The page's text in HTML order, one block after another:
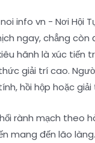
ngay, chẳng
hãnh là xúc
giải trí cao.
hồi hộp hoặc
rành mạch theo
mang đến lão